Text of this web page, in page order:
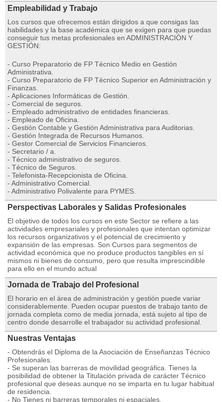
Empleabilidad y Trabajo
Los cursos que ofrecemos están dirigidos a que consigas las
habilidades y la base académica que se exigen para que puedas
conseguir tus metas profesionales en ADMINISTRACIÓN Y
GESTIÓN:
- Curso Preparatorio de FP Técnico Medio en Gestión
Administrativa.
- Curso Preparatorio de FP Técnico Superior en Administración y
Finanzas.
- Aplicaciones Informáticas de Gestión.
- Comercial de seguros.
- Empleado administrativo de entidades financieras.
- Empleado de Oficina.
- Gestión Contable y Gestión Administrativa para Auditorias.
- Gestión Integrada de Recursos Humanos.
- Gestor Comercial de Servicios Financieros.
- Secretario / a.
- Técnico administrativo de seguros.
- Técnico de Seguros.
- Telefonista-Recepcionista de Oficina.
- Administrativo Comercial.
- Administrativo Polivalente para PYMES.
Perspectivas Laborales y Salidas Profesionales
El objetivo de todos los cursos en este Sector se refiere a las
actividades empresariales y profesionales que intentan optimizar
los recursos organizativos y el potencial de crecimiento y
expansión de las empresas. Son Cursos para segmentos de
actividad económica que no produce productos tangibles en sí
mismos ni bienes de consumo, pero que resulta imprescindible
para ello en el mundo actual
Jornada de Trabajo del Profesional
El horario en el área de administración y gestión puede variar
considerablemente. Pueden ocupar puestos de trabajo tanto de
jornada completa como de media jornada, está sujeto al tipo de
centro donde desarrolle el trabajador su actividad profesional.
Nuestras Ventajas
- Obtendrás el Diploma de la Asociación de Enseñanzas Técnico
Profesionales.
- Se superan las barreras de movilidad geográfica. Tienes la
posibilidad de obtener la Titulación privada de carácter Técnico
profesional que deseas aunque no se imparta en tu lugar habitual
de residencia.
- No Tienes ni barreras temporales ni espaciales.